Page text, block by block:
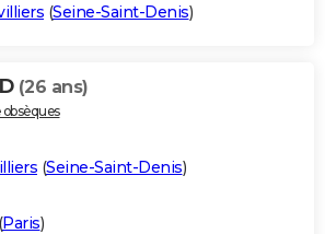
(Seine-Saint-Denis)
(26 ans)
(Seine-Saint-Denis)
(Paris)